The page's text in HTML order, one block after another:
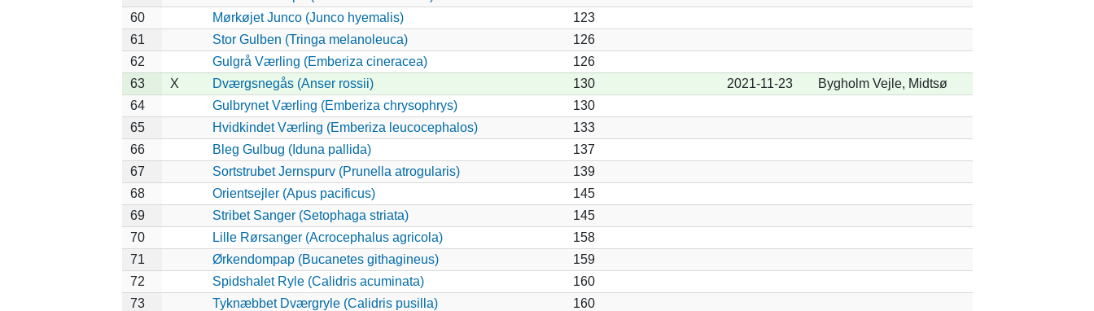
60
Mørkøjet Junco (Junco hyemalis)
123
61
Stor Gulben (Tringa melanoleuca)
126
62
Gulgrå Værling (Emberiza cineracea)
126
63
X Dværgsnegås (Anser rossii) 130 2021-11-23
Bygholm Vejle, Midtsø
64
Gulbrynet Værling (Emberiza chrysophrys)
130
65
Hvidkindet Værling (Emberiza leucocephalos)
133
66
Bleg Gulbug (Iduna pallida)
137
67
Sortstrubet Jernspurv (Prunella atrogularis)
139
68
Orientsejler (Apus pacificus)
145
69
Stribet Sanger (Setophaga striata)
145
70
Lille Rørsanger (Acrocephalus agricola)
158
71
Ørkendompap (Bucanetes githagineus)
159
72
Spidshalet Ryle (Calidris acuminata)
160
73
Tyknæbbet Dværgryle (Calidris pusilla)
160